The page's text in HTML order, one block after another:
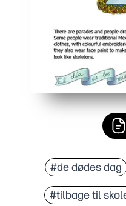
#de dødes dag
#tilbage til